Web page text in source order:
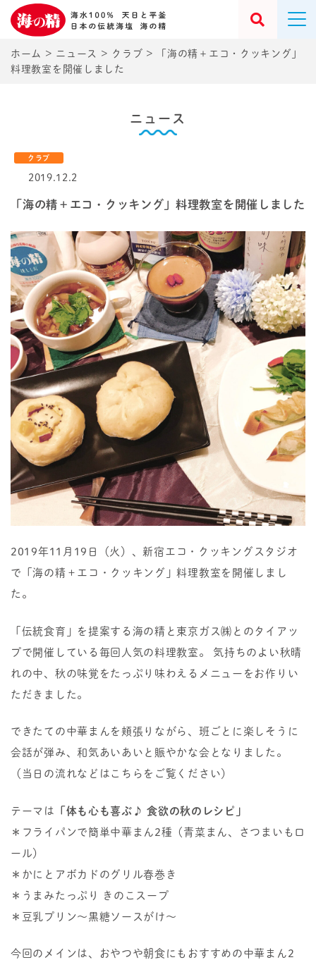
ホーム > ニュース > クラブ >
「海の精＋エコ・クッキング」
料理教室を開催しました
ニュース
クラブ
2019.12.2
「海の精＋エコ・クッキング」料理教室を開催しました
2019年11月19日（火）、新宿エコ・クッキングスタジオ
で「海の精＋エコ・クッキング」料理教室を開催しまし
た。
「伝統食育」を提案する海の精と東京ガス㈱とのタイアッ
プで開催している毎回人気の料理教室。 気持ちのよい秋晴
れの中、秋の味覚をたっぷり味わえるメニューをお作りい
ただきました。
できたての中華まんを頬張りながら、班ごとに楽しそうに
会話が弾み、和気あいあいと賑やかな会となりました。
（当日の流れなどはこちらをご覧ください）
テーマは
「体も心も喜ぶ♪ 食欲の秋のレシピ」
＊フライパンで簡単中華まん2種（青菜まん、さつまいもロ
ール）
＊かにとアボカドのグリル春巻き
＊うまみたっぷり きのこスープ
＊豆乳プリン～黒糖ソースがけ～
今回のメインは、おやつや朝食にもおすすめの中華まん2